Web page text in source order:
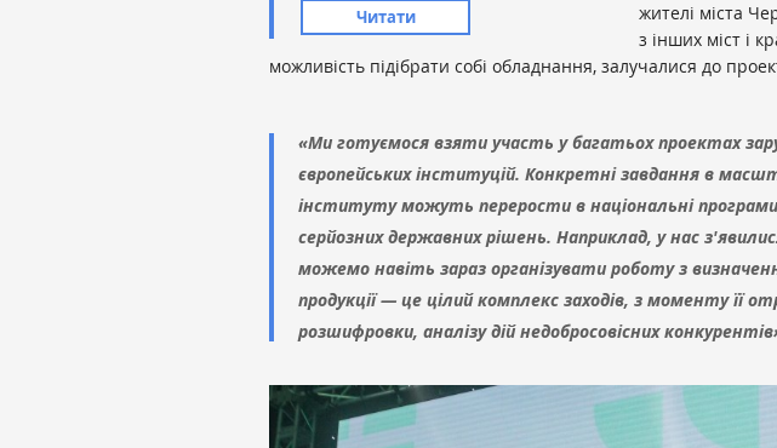
Читати
жителі міста
з інших міст і
можливість підібрати собі обладнання, залучалися до
«Ми готуємося взяти участь у багатьох проектах
європейських інституцій. Конкретні завдання в
інституту можуть перерости в національні
серйозних державних рішень. Наприклад, у нас
можемо навіть зараз організувати роботу з
продукції — це цілий комплекс заходів, з моменту її
розшифровки, аналізу дій недобросовісних